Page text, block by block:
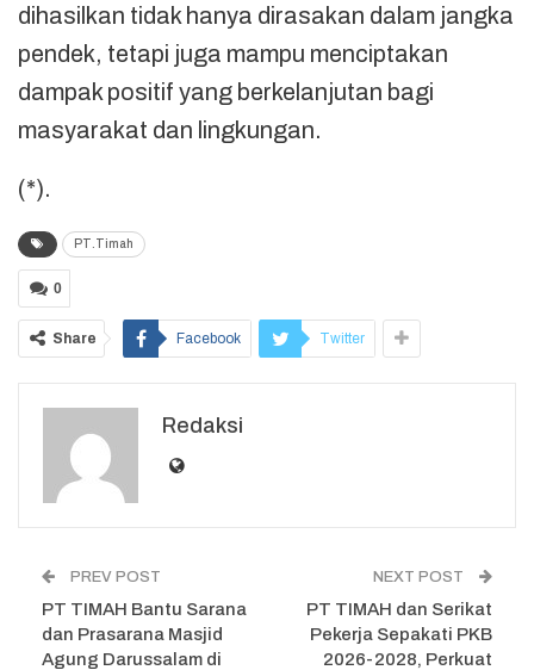
dihasilkan tidak hanya dirasakan dalam jangka
pendek, tetapi juga mampu menciptakan
dampak positif yang berkelanjutan bagi
masyarakat dan lingkungan.
(*).
PT.Timah
0
Share Facebook Twitter
Redaksi
PREV POST
PT TIMAH Bantu Sarana
dan Prasarana Masjid
Agung Darussalam di
NEXT POST
PT TIMAH dan Serikat
Pekerja Sepakati PKB
2026-2028, Perkuat